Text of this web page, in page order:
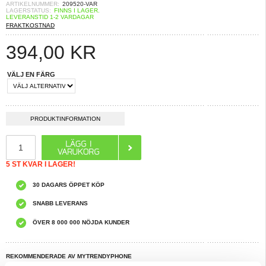
ARTIKELNUMMER: 209520-VAR
LAGERSTATUS: FINNS I LAGER.
LEVERANSTID 1-2 VARDAGAR
FRAKTKOSTNAD
394,00 KR
VÄLJ EN FÄRG
PRODUKTINFORMATION
5 ST KVAR I LAGER!
30 DAGARS ÖPPET KÖP
SNABB LEVERANS
ÖVER 8 000 000 NÖJDA KUNDER
REKOMMENDERADE AV MYTRENDYPHONE